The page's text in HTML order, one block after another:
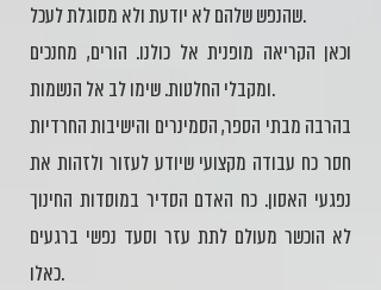
שהנפש שלהם לא יודעת ולא מסוגלת לעכל.
וכאן הקריאה מופנית אל כולנו. הורים, מחנכים
ומקבלי החלטות. שימו לב אל הנשמות.
בהרבה מבתי הספר, הסמינרים והישיבות החרדיות
חסר כח עבודה מקצועי שיודע לעזור ולזהות את
נפגעי האסון. כח האדם הסדיר במוסדות החינוך
לא הוכשר מעולם לתת עזר וסעד נפשי ברגעים
כאלו.